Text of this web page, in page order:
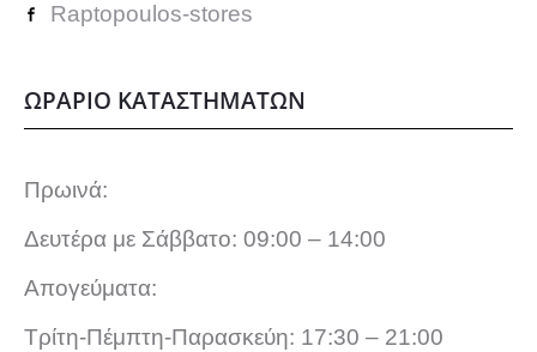
Raptopoulos-stores
ΩΡΑΡΙΟ ΚΑΤΑΣΤΗΜΑΤΩΝ
Πρωινά:
Δευτέρα με Σάββατο: 09:00 – 14:00
Απογεύματα:
Τρίτη-Πέμπτη-Παρασκεύη: 17:30 – 21:00